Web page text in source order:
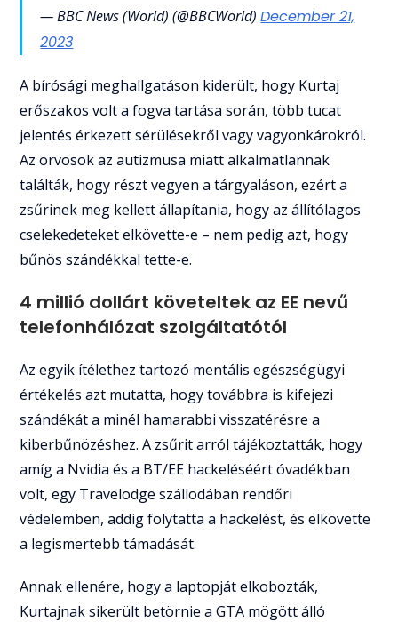
— BBC News (World) (@BBCWorld)December 21,
2023
A bírósági meghallgatáson kiderült, hogy Kurtaj
erőszakos volt a fogva tartása során, több tucat
jelentés érkezett sérülésekről vagy vagyonkárokról.
Az orvosok az autizmusa miatt alkalmatlannak
találták, hogy részt vegyen a tárgyaláson, ezért a
zsűrinek meg kellett állapítania, hogy az állítólagos
cselekedeteket elkövette-e – nem pedig azt, hogy
bűnös szándékkal tette-e.
4 millió dollárt követeltek az EE nevű
telefonhálózat szolgáltatótól
Az egyik ítélethez tartozó mentális egészségügyi
értékelés azt mutatta, hogy továbbra is kifejezi
szándékát a minél hamarabbi visszatérésre a
kiberbűnözéshez. A zsűrit arról tájékoztatták, hogy
amíg a Nvidia és a BT/EE hackeléséért óvadékban
volt, egy Travelodge szállodában rendőri
védelemben, addig folytatta a hackelést, és elkövette
a legismertebb támadását.
Annak ellenére, hogy a laptopját elkobozták,
Kurtajnak sikerült betörnie a GTA mögött álló